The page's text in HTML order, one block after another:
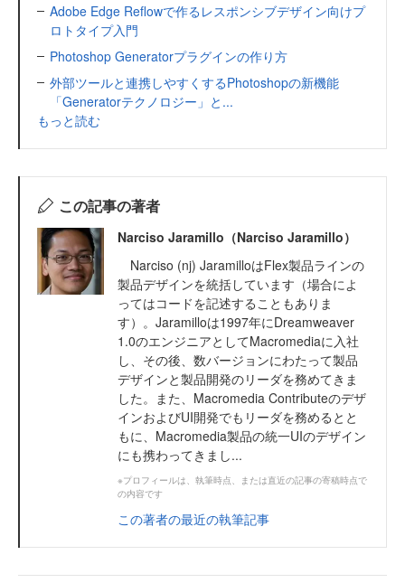
Adobe Edge Reflowで作るレスポンシブデザイン向けプ
ロトタイプ入門
Photoshop Generatorプラグインの作り方
外部ツールと連携しやすくするPhotoshopの新機能
「Generatorテクノロジー」と...
もっと読む
この記事の著者
Narciso Jaramillo（Narciso Jaramillo）
Narciso (nj) JaramilloはFlex製品ラインの
製品デザインを統括しています（場合によ
ってはコードを記述することもありま
す）。Jaramilloは1997年にDreamweaver
1.0のエンジニアとしてMacromediaに入社
し、その後、数バージョンにわたって製品
デザインと製品開発のリーダを務めてきま
した。また、Macromedia Contributeのデザ
インおよびUI開発でもリーダを務めるとと
もに、Macromedia製品の統一UIのデザイン
にも携わってきまし...
※プロフィールは、執筆時点、または直近の記事の寄稿時点で
の内容です
この著者の最近の執筆記事